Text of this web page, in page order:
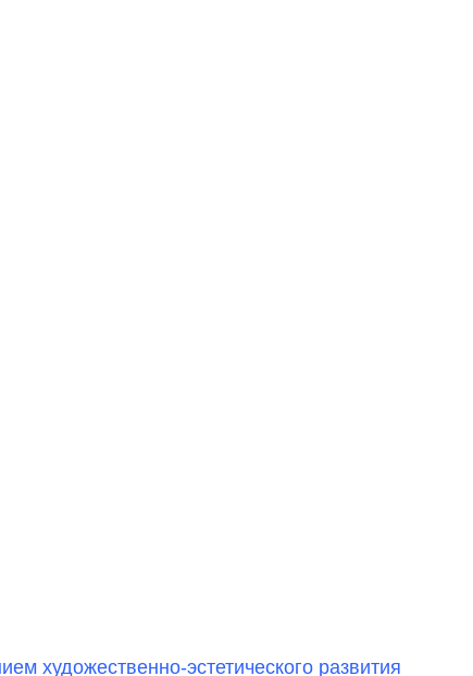
художественно-эстетического развития